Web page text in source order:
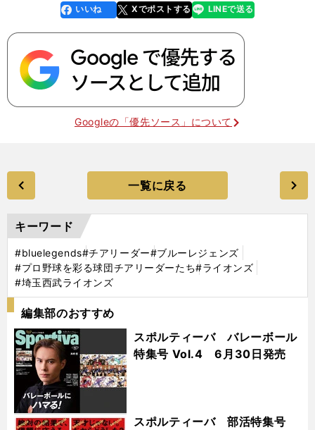
faceboo
k
いいね Xでポストする
line LINEで送る
Googleの「優先ソース」について
一覧に戻る
キーワード
#bluelegends#チアリーダー#ブルーレジェンズ
#プロ野球を彩る球団チアリーダーたち#ライオンズ
#埼玉西武ライオンズ
編集部のおすすめ
スポルティーバ バレーボール
特集号 Vol.4 6月30日発売
スポルティーバ 部活特集号